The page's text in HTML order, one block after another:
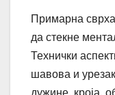
Примарна сврха
да стекне
Технички
шавова и